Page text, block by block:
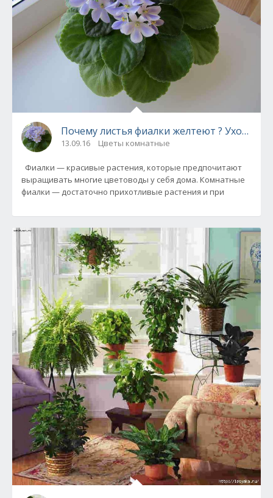
Почему листья фиалки желтеют ? Уход и
13.09.16 Цветы комнатные
Фиалки — красивые растения, которые предпочитают
выращивать многие цветоводы у себя дома. Комнатные
фиалки — достаточно прихотливые растения и при